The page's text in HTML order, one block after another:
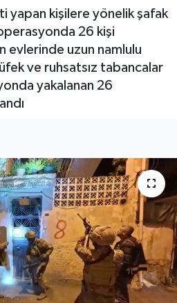
yapan kişilere yönelik şafak
26 kişi
evlerinde uzun namlulu
ve ruhsatsız tabancalar
yakalanan 26